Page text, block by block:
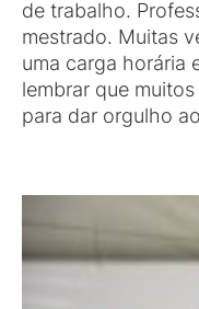
de trabalho.
mestrado. Muitas
uma carga horária
lembrar que
para dar orgulho